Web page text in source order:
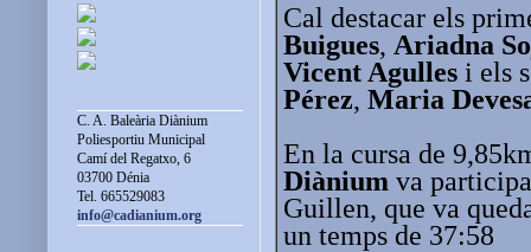
Cal destacar els
Buigues, Ariadna
Vicent Agulles i els
Pérez, Maria
En la cursa de
Diànium va
Guillen, que va
un temps de 37:58
C. A. Baleària Diànium
Poliesportiu Municipal
Camí del Regatxo, 6
03700 Dénia
Tel. 665529083
info@cadianium.org